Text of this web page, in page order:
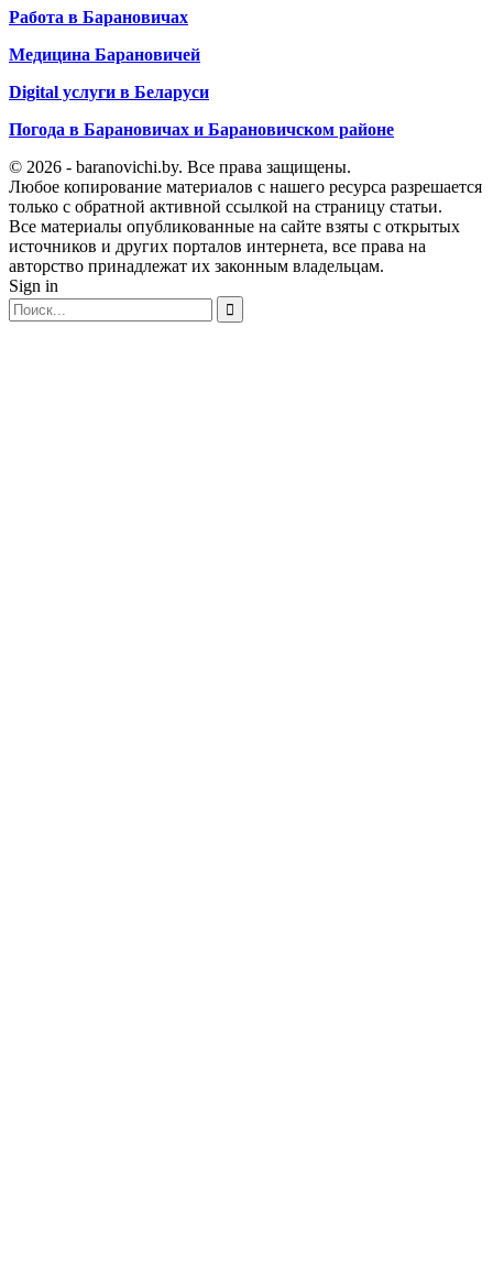
Работа в Барановичах
Медицина Барановичей
Digital услуги в Беларуси
Погода в Барановичах и Барановичском районе
© 2026 - baranovichi.by. Все права защищены.
Любое копирование материалов с нашего ресурса разрешается
только с обратной активной ссылкой на страницу статьи.
Все материалы опубликованные на сайте взяты с открытых
источников и других порталов интернета, все права на
авторство принадлежат их законным владельцам.
Sign in